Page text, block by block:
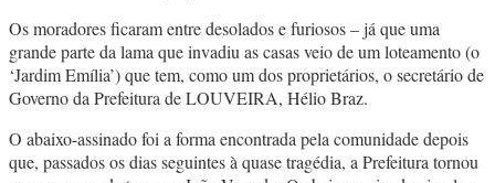
Os moradores ficaram entre desolados e furiosos – já que uma
grande parte da lama que invadiu as casas veio de um loteamento (o
‘Jardim Emília’) que tem, como um dos proprietários, o secretário de
Governo da Prefeitura de LOUVEIRA, Hélio Braz.
O abaixo-assinado foi a forma encontrada pela comunidade depois
que, passados os dias seguintes à quase tragédia, a Prefeitura tornou